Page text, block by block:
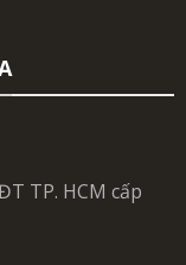
TP. HCM cấp